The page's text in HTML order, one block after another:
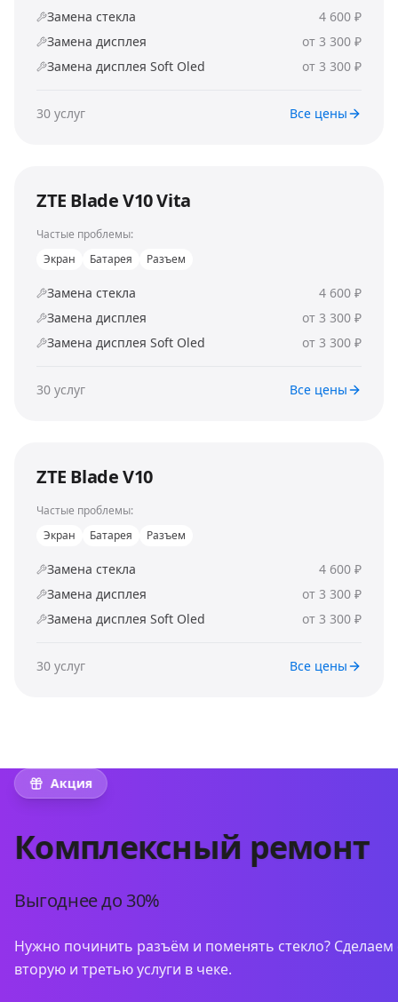
Замена стекла
4 600 ₽
Замена дисплея
от 3 300 ₽
Замена дисплея Soft Oled
от 3 300 ₽
30 услуг Все цены
ZTE Blade V10 Vita
Частые проблемы:
Экран
Батарея Разъем
Замена стекла
4 600 ₽
Замена дисплея
от 3 300 ₽
Замена дисплея Soft Oled
от 3 300 ₽
30 услуг Все цены
ZTE Blade V10
Частые проблемы:
Экран
Батарея Разъем
Замена стекла
4 600 ₽
Замена дисплея
от 3 300 ₽
Замена дисплея Soft Oled
от 3 300 ₽
30 услуг Все цены
Акция
Комплексный ремонт
Выгоднее до 30%
Нужно починить разъём и поменять стекло? Сделаем
вторую и третью услуги в чеке.